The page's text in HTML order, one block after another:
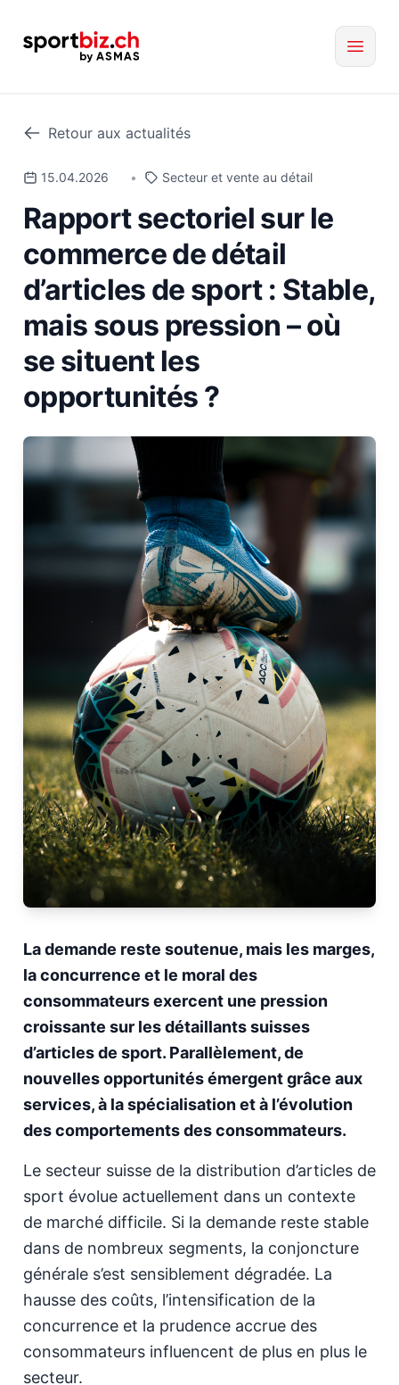
Retour aux actualités
15.04.2026 • Secteur et vente au détail
Rapport sectoriel sur le
commerce de détail
d’articles de sport : Stable,
mais sous pression – où
se situent les
opportunités ?
La demande reste soutenue, mais les marges,
la concurrence et le moral des
consommateurs exercent une pression
croissante sur les détaillants suisses
d’articles de sport. Parallèlement, de
nouvelles opportunités émergent grâce aux
services, à la spécialisation et à l’évolution
des comportements des consommateurs.
Le secteur suisse de la distribution d’articles de
sport évolue actuellement dans un contexte
de marché difficile. Si la demande reste stable
dans de nombreux segments, la conjoncture
générale s’est sensiblement dégradée. La
hausse des coûts, l’intensification de la
concurrence et la prudence accrue des
consommateurs influencent de plus en plus le
secteur.